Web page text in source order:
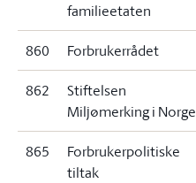
familieetaten
860 Forbrukerrådet
862
Stiftelsen
Miljømerking i Norge
865
Forbrukerpolitiske
tiltak